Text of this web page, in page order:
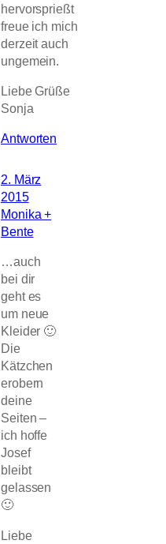
hervorsprießt
freue ich mich
derzeit auch
ungemein.
Liebe Grüße
Sonja
Antworten
2. März
2015
Monika +
Bente
…auch
bei dir
geht es
um neue
Kleider 🙂
Die
Kätzchen
erobern
deine
Seiten –
ich hoffe
Josef
bleibt
gelassen
🙂
Liebe